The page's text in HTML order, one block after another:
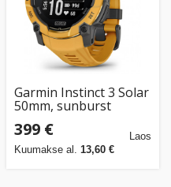
Garmin Instinct 3 Solar
50mm, sunburst
399 €
Kuumakse al. 13,60 €
Laos